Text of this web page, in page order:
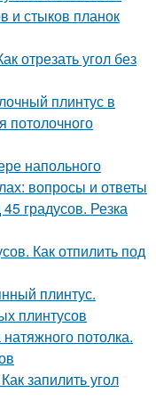
и стыков планок
отрезать угол без
плинтус в
потолочного
напольного
вопросы и ответы
градусов. Резка
Как отпилить под
плинтус.
плинтусов
потолка.
запилить угол